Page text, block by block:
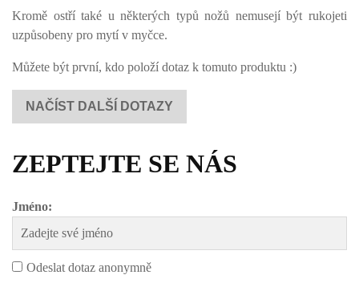
Kromě ostří také u některých typů nožů nemusejí být rukojeti
uzpůsobeny pro mytí v myčce.
Můžete být první, kdo položí dotaz k tomuto produktu :)
NAČÍST DALŠÍ DOTAZY
ZEPTEJTE SE NÁS
Jméno:
Odeslat dotaz anonymně